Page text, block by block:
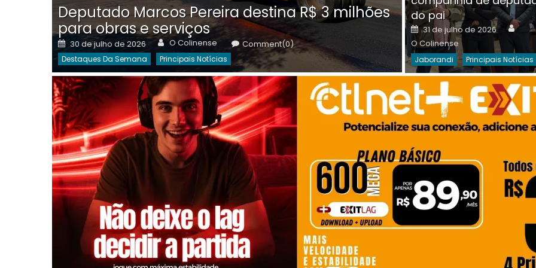
Deputado Marcos Pereira destina R$ 3 milhões
para obras e serviços
Posted
on
30 de julho de 2026 Author
O Colinense Comment(0)
Destaques Da Semana Principais Notícias
on
30 de julho de 2026 O
Destaques Da Semana
do pai
Posted
on
31 de julho de 2026
O Colinense
Jaborandi Principais Notícias